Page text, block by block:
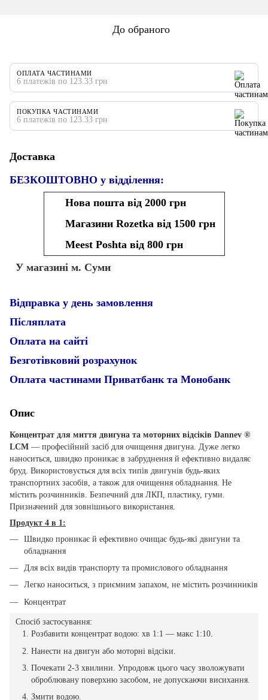
До обраного
ОПЛАТА ЧАСТИНАМИ
6 платежів по 123.33 грн
ПОКУПКА ЧАСТИНАМИ
6 платежів по 123.33 грн
Доставка
БЕЗКОШТОВНО у відділення:
Нова пошта від 2000 грн
Магазини Rozetka від 1500 грн
Meest Poshta від 800 грн
У магазині м. Суми
Відправка у день замовлення
Післяплата
Оплата на сайті
Безготівковий розрахунок
Оплата частинами Приватбанк та Монобанк
Опис
Концентрат для миття двигуна та моторних відсіків Dannev ®
LCM — професійний засіб для очищення двигуна. Дуже легко
наноситься, швидко проникає в забруднення й ефективно видаляє
бруд. Використовується для всіх типів двигунів будь-яких
транспортних засобів, а також для очищення обладнання. Не
містить розчинників. Безпечний для ЛКП, пластику, гуми.
Призначений для зовнішнього використання.
Продукт 4 в 1:
Швидко проникає й ефективно очищає будь-які двигуни та
обладнання
Для всіх видів транспорту та промислового обладнання
Легко наноситься, з приємним запахом, не містить розчинників
Концентрат
Спосіб застосування:
Розбавити концентрат водою: хв 1:1 — макс 1:10.
Нанести на двигун або моторні відсіки.
Почекати 2-3 хвилини. Упродовж цього часу зволожувати
оброблювану поверхню засобом, не допускаючи висихання.
Змити водою.